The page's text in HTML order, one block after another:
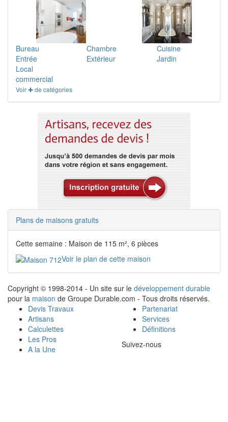
Bureau Chambre
Cuisine
Entrée
Extérieur
Jardin
Local
commercial
Voir ✚ de catégories
Plans de maisons gratuits
Cette semaine : Maison de 115 m², 6 pièces
Voir le plan de cette maison
Copyright © 1998-2014 - Un site sur le développement durable
pour la maison de Groupe Durable.com - Tous droits réservés.
Devis Travaux
Artisans
Calculettes
Les Pros
A la Une
Partenariat
Services
Définitions
Suivez-nous